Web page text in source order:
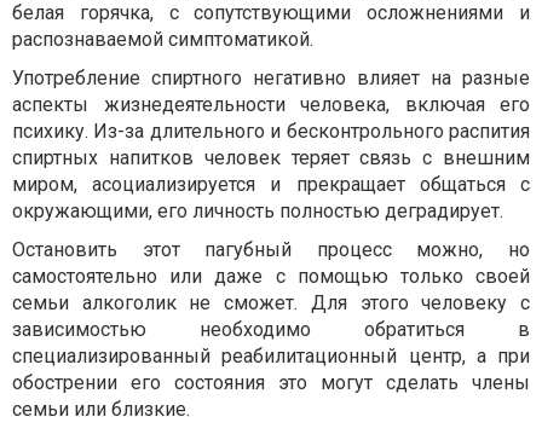
белая горячка, с сопутствующими осложнениями и
распознаваемой симптоматикой.
Употребление спиртного негативно влияет на разные
аспекты жизнедеятельности человека, включая его
психику. Из-за длительного и бесконтрольного распития
спиртных напитков человек теряет связь с внешним
миром, асоциализируется и прекращает общаться с
окружающими, его личность полностью деградирует.
Остановить этот пагубный процесс можно, но
самостоятельно или даже с помощью только своей
семьи алкоголик не сможет. Для этого человеку с
зависимостью необходимо обратиться в
специализированный реабилитационный центр, а при
обострении его состояния это могут сделать члены
семьи или близкие.